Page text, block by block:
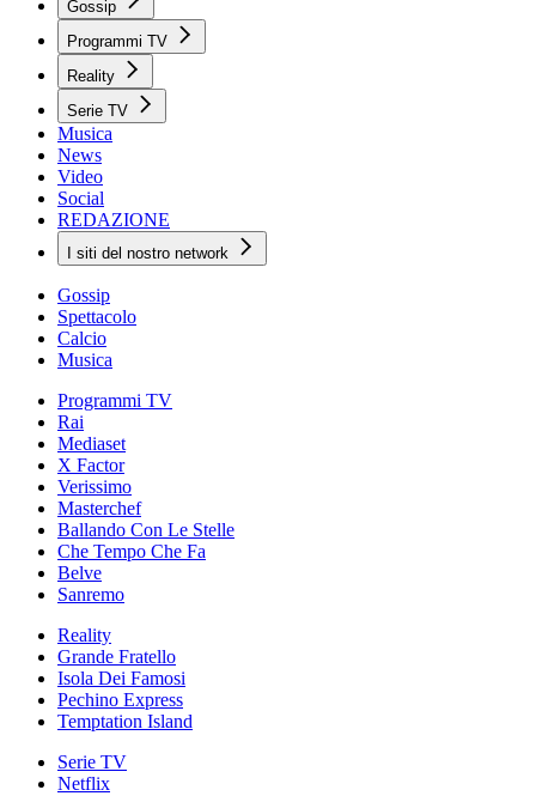
Gossip
Programmi TV
Reality
Serie TV
Musica
News
Video
Social
REDAZIONE
I siti del nostro network
Gossip
Spettacolo
Calcio
Musica
Programmi TV
Rai
Mediaset
X Factor
Verissimo
Masterchef
Ballando Con Le Stelle
Che Tempo Che Fa
Belve
Sanremo
Reality
Grande Fratello
Isola Dei Famosi
Pechino Express
Temptation Island
Serie TV
Netflix